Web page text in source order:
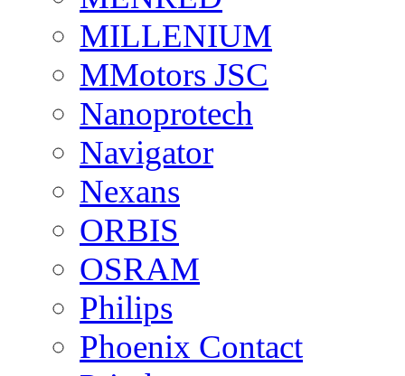
MILLENIUM
MMotors JSC
Nanoprotech
Navigator
Nexans
ORBIS
OSRAM
Philips
Phoenix Contact